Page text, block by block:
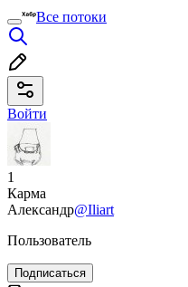
Все потоки
Войти
1
Карма
Александр@Iliart
Пользователь
Подписаться